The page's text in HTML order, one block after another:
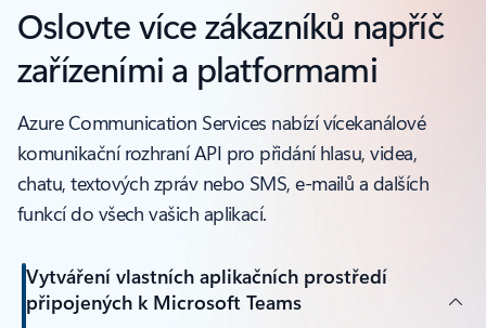
Oslovte více zákazníků napříč
zařízeními a platformami
Azure Communication Services nabízí vícekanálové
komunikační rozhraní API pro přidání hlasu, videa,
chatu, textových zpráv nebo SMS, e-mailů a dalších
funkcí do všech vašich aplikací.
Vytváření vlastních aplikačních prostředí
připojených k Microsoft Teams